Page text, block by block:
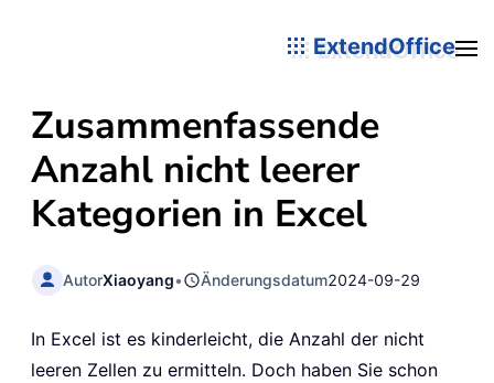
ExtendOffice
Zusammenfassende
Anzahl nicht leerer
Kategorien in Excel
AutorXiaoyang• Änderungsdatum2024-09-29
In Excel ist es kinderleicht, die Anzahl der nicht
leeren Zellen zu ermitteln. Doch haben Sie schon